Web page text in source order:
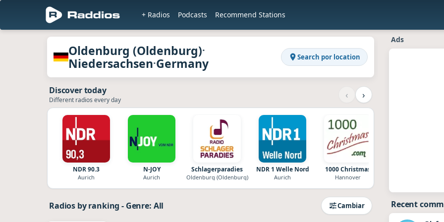
+ Radios Podcasts Recommend Stations
Radios of Oldenburg (Oldenburg) · Niedersachsen · Germanyen Raddios
Oldenburg (Oldenburg)·
Niedersachsen·Germany Search por location
Discover today
Different radios every day ‹ ›
NDR 90.3
Aurich
N-JOY
Aurich
Schlagerparadies
Oldenburg (Oldenburg)
NDR 1 Welle Nord
Aurich
1000 Christmas
Hannover
Radios by ranking- Genre: All Cambiar
Ads
Recent